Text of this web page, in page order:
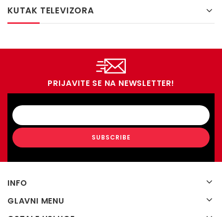
KUTAK TELEVIZORA
PRIJAVITE SE NA NEWSLETTER!
INFO
GLAVNI MENU